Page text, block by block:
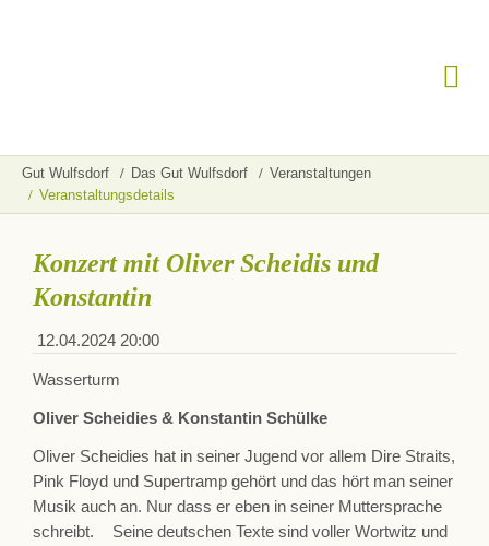
Gut Wulfsdorf Das Gut Wulfsdorf
Veranstaltungen
Veranstaltungsdetails
Konzert mit Oliver Scheidis und
Konstantin
12.04.2024 20:00
Wasserturm
Oliver Scheidies & Konstantin Schülke
Oliver Scheidies hat in seiner Jugend vor allem Dire Straits,
Pink Floyd und Supertramp gehört und das hört man seiner
Musik auch an. Nur dass er eben in seiner Muttersprache
schreibt. Seine deutschen Texte sind voller Wortwitz und